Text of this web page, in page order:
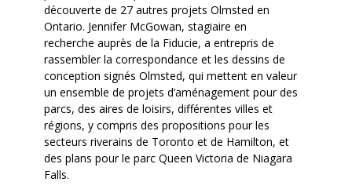
découverte de 27 autres projets Olmsted en
Ontario. Jennifer McGowan, stagiaire en
recherche auprès de la Fiducie, a entrepris de
rassembler la correspondance et les dessins de
conception signés Olmsted, qui mettent en valeur
un ensemble de projets d’aménagement pour des
parcs, des aires de loisirs, différentes villes et
régions, y compris des propositions pour les
secteurs riverains de Toronto et de Hamilton, et
des plans pour le parc Queen Victoria de Niagara
Falls.